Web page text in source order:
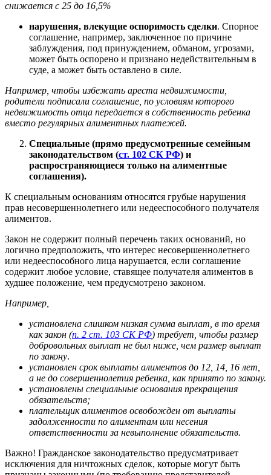
снижается с 25 до 16,5%
нарушения, влекущие оспоримость сделки. Спорное
соглашение, например, заключенное по причине
заблуждения, под принуждением, обманом, угрозами,
может быть оспорено и признано недействительным в
суде, а может быть оставлено в силе.
Например, чтобы избежать ареста недвижимости,
родители подписали соглашение, по условиям которого
недвижимость отца передается в собственность ребенка
вместо регулярных алиментных платежей.
Специальные (прямо предусмотренные семейным
законодательством (ст. 102 СК РФ) и
распространяющиеся только на алиментные
соглашения).
К специальным основаниям относятся грубые нарушения
прав несовершеннолетнего или недееспособного получателя
алиментов.
Закон не содержит полный перечень таких оснований, но
логично предположить, что интерес несовершеннолетнего
или недееспособного лица нарушается, если соглашение
содержит любое условие, ставящее получателя алиментов в
худшее положение, чем предусмотрено законом.
Например,
установлена слишком низкая сумма выплат, в то время
как закон (п. 2 ст. 103 СК РФ) требует, чтобы размер
добровольных выплат не был ниже, чем размер выплат
по закону.
установлен срок выплаты алиментов до 12, 14, 16 лет,
а не до совершеннолетия ребенка, как принято по закону.
установлены специальные основания прекращения
обязательств;
плательщик алиментов освобожден от выплаты
задолженности по алиментам или несения
ответственности за невыполнение обязательств.
Важно! Гражданское законодательство предусматривает
исключения для ничтожных сделок, которые могут быть